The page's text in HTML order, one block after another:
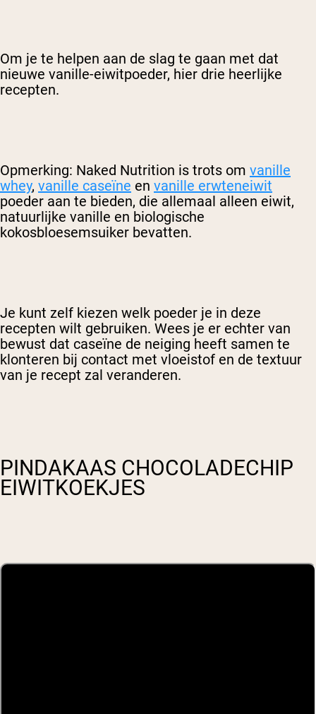
Om je te helpen aan de slag te gaan met dat
nieuwe vanille-eiwitpoeder, hier drie heerlijke
recepten.
Opmerking: Naked Nutrition is trots om vanille
whey, vanille caseïne en vanille erwteneiwit
poeder aan te bieden, die allemaal alleen eiwit,
natuurlijke vanille en biologische
kokosbloesemsuiker bevatten.
Je kunt zelf kiezen welk poeder je in deze
recepten wilt gebruiken. Wees je er echter van
bewust dat caseïne de neiging heeft samen te
klonteren bij contact met vloeistof en de textuur
van je recept zal veranderen.
PINDAKAAS CHOCOLADECHIP
EIWITKOEKJES